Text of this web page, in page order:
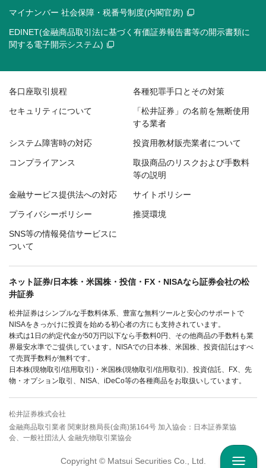
マイナンバー 社会保障・税番号制度(内閣官房)
EDINET(金融商品取引法に基づく有価証券報告書等の開示書類に
関する電子開示システム)
各口座取引規程 各種犯罪手口とその対策
セキュリティについて
「松井証券」の名前を無断使用
する業者
システム障害時の対応 投資用教材販売業者について
コンプライアンス
取扱商品のリスクおよび手数料
等の説明
金融サービス提供法への対応 サイトポリシー
プライバシーポリシー 推奨環境
SNS等の情報発信サービスに
ついて
ネット証券/日本株・米国株・投信・FX・NISAなら証券会社の松
井証券
松井証券はシンプルな手数料体系、豊富な無料ツールと安心のサポートで
NISAをきっかけに投資を始める初心者の方にも支持されています。
株式は1日の約定代金が50万円以下なら手数料0円、その他商品の手数料も業
界最安水準でご提供しています。NISAでの日本株、米国株、投資信託はすべ
て売買手数料が無料です。
日本株(現物取引/信用取引)・米国株(現物取引/信用取引)、投資信託、FX、先
物・オプション取引、NISA、iDeCo等の各種商品をお取扱いしています。
松井証券株式会社
金融商品取引業者 関東財務局長(金商)第164号 加入協会：日本証券業協
会、一般社団法人 金融先物取引業協会
Copyright © Matsui Securities Co., Ltd.